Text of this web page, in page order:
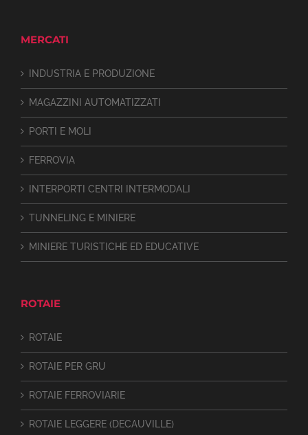
MERCATI
INDUSTRIA E PRODUZIONE
MAGAZZINI AUTOMATIZZATI
PORTI E MOLI
FERROVIA
INTERPORTI CENTRI INTERMODALI
TUNNELING E MINIERE
MINIERE TURISTICHE ED EDUCATIVE
ROTAIE
ROTAIE
ROTAIE PER GRU
ROTAIE FERROVIARIE
ROTAIE LEGGERE (DECAUVILLE)